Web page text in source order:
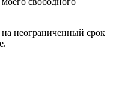
на неограниченный срок